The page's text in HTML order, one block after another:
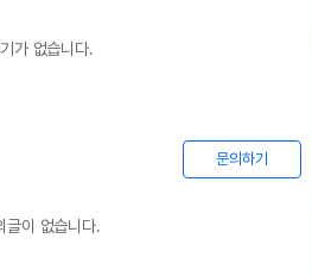
가 없습니다.
문의하기
글이 없습니다.